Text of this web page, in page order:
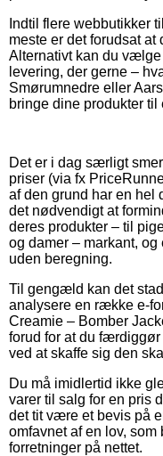
Indtil flere webbutikker
meste er det forudsat at
Alternativt kan du
levering, der gerne –
Smørumnedre eller
bringe dine produkter til
Det er i dag særligt
priser (via fx
af den grund har en hel
det nødvendigt at
deres produkter – til
og damer – markant,
uden beregning.
Til gengæld kan det
analysere en række e-
Creamie – Bomber
forud for at du
ved at skaffe sig den
Du må imidlertid ikke
varer til salg for en pris
det tit være et bevis på
omfavnet af en lov,
forretninger på nettet.